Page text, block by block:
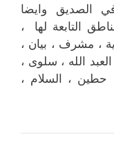
الصديق وايضا
التابعة لها ،
، مشرف ، بيان ،
الله ، سلوى ،
حطين ، السلام ،